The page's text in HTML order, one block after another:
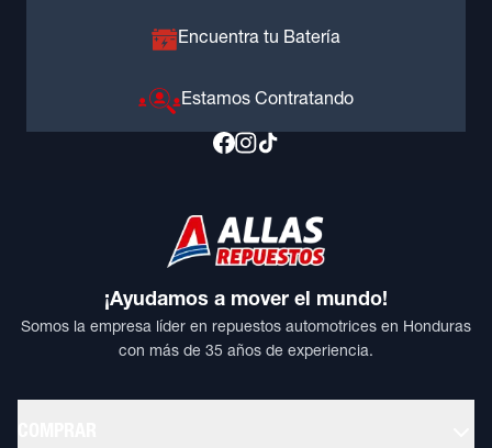
Encuentra tu Batería
Estamos Contratando
¡Ayudamos a mover el mundo!
Somos la empresa líder en repuestos automotrices en Honduras
con más de 35 años de experiencia.